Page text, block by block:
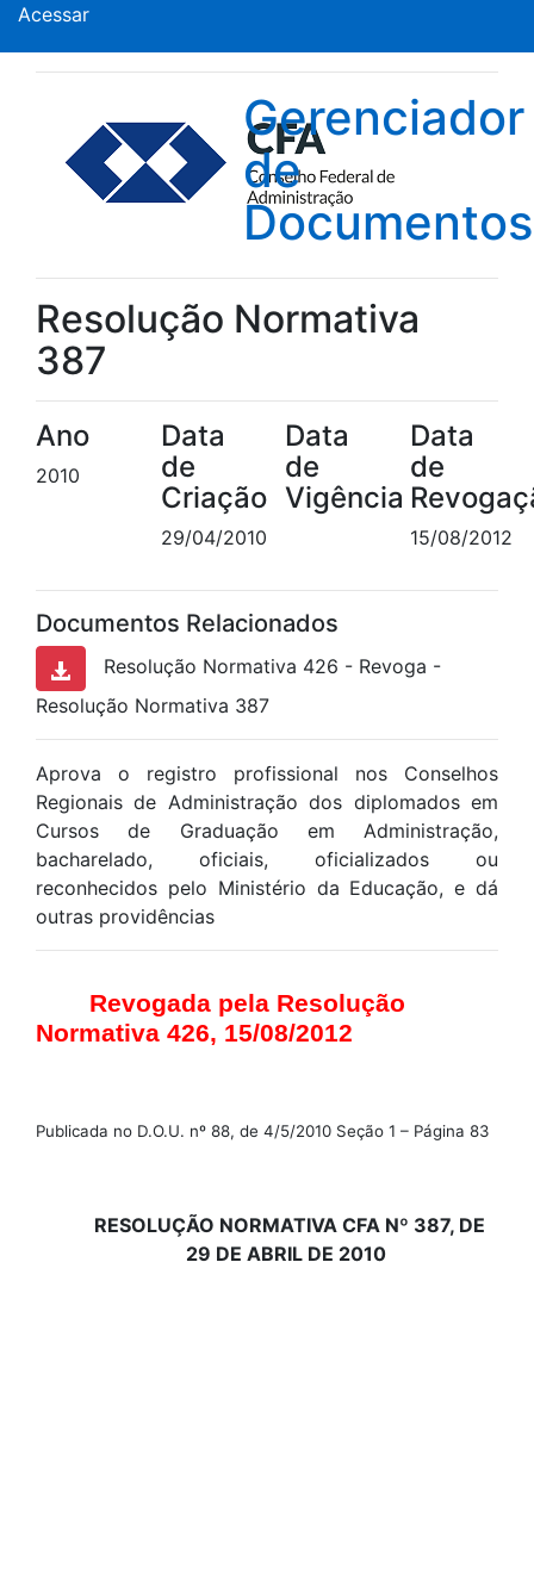
Acessar
Gerenciador
de
Documentos
Resolução Normativa
387
Ano
2010
Data
de
Criação
29/04/2010
Data
de
Vigência
Data
de
15/08/2012
Documentos Relacionados
Resolução Normativa 426 - Revoga -
Resolução Normativa 387
Aprova o registro profissional nos Conselhos
Regionais de Administração dos diplomados em
Cursos de Graduação em Administração,
bacharelado, oficiais, oficializados ou
reconhecidos pelo Ministério da Educação, e dá
outras providências
Revogada pela Resolução
Normativa 426, 15/08/2012
Publicada no D.O.U. nº 88, de 4/5/2010 Seção 1 – Página 83
RESOLUÇÃO NORMATIVA CFA Nº 387,DE
29 DE ABRIL DE 2010